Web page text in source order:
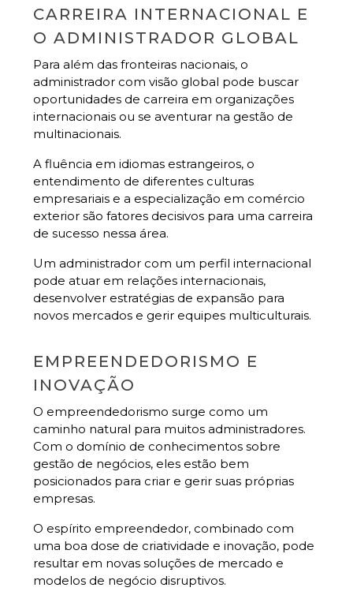
CARREIRA INTERNACIONAL E
O ADMINISTRADOR GLOBAL
Para além das fronteiras nacionais, o
administrador com visão global pode buscar
oportunidades de carreira em organizações
internacionais ou se aventurar na gestão de
multinacionais.
A fluência em idiomas estrangeiros, o
entendimento de diferentes culturas
empresariais e a especialização em comércio
exterior são fatores decisivos para uma carreira
de sucesso nessa área.
Um administrador com um perfil internacional
pode atuar em relações internacionais,
desenvolver estratégias de expansão para
novos mercados e gerir equipes multiculturais.
EMPREENDEDORISMO E
INOVAÇÃO
O empreendedorismo surge como um
caminho natural para muitos administradores.
Com o domínio de conhecimentos sobre
gestão de negócios, eles estão bem
posicionados para criar e gerir suas próprias
empresas.
O espírito empreendedor, combinado com
uma boa dose de criatividade e inovação, pode
resultar em novas soluções de mercado e
modelos de negócio disruptivos.